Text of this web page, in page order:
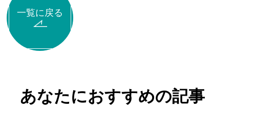
一覧に戻る
あなたにおすすめの記事